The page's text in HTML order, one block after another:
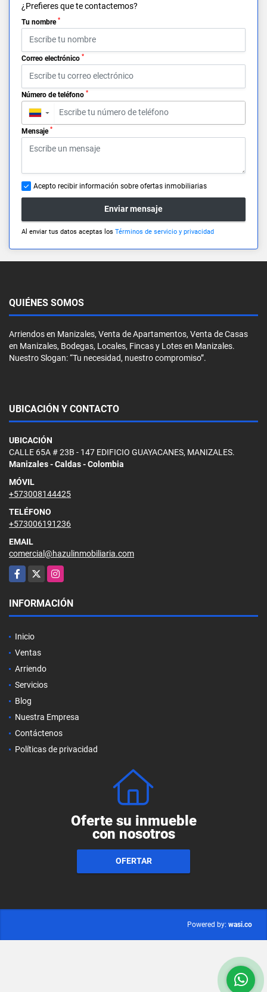
¿Prefieres que te contactemos?
Tu nombre *
Correo electrónico *
Número de teléfono *
▼
Mensaje *
Acepto recibir información sobre ofertas inmobiliarias
Enviar mensaje
Al enviar tus datos aceptas los Términos de servicio y privacidad
QUIÉNES SOMOS
Arriendos en Manizales, Venta de Apartamentos, Venta de Casas
en Manizales, Bodegas, Locales, Fincas y Lotes en Manizales.
Nuestro Slogan: “Tu necesidad, nuestro compromiso”.
UBICACIÓN Y CONTACTO
UBICACIÓN
CALLE 65A # 23B - 147 EDIFICIO GUAYACANES, MANIZALES.
Manizales - Caldas - Colombia
MÓVIL
+573008144425
TELÉFONO
+573006191236
EMAIL
comercial@hazulinmobiliaria.com
Facebook
X Instagram
INFORMACIÓN
Inicio
Ventas
Arriendo
Servicios
Blog
Nuestra Empresa
Contáctenos
Políticas de privacidad
Oferte su inmueble
con nosotros
OFERTAR
Powered by: wasi.co